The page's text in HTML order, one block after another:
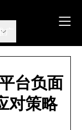
台负面
对策略